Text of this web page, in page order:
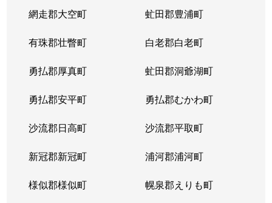
網走郡大空町 虻田郡豊浦町
有珠郡壮瞥町 白老郡白老町
勇払郡厚真町 虻田郡洞爺湖町
勇払郡安平町 勇払郡むかわ町
沙流郡日高町 沙流郡平取町
新冠郡新冠町 浦河郡浦河町
様似郡様似町 幌泉郡えりも町